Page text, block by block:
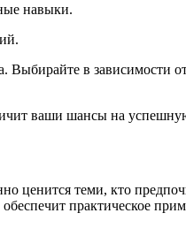
навыки.
Выбирайте в зависимости
ваши шансы на
ценится теми, кто
практическое